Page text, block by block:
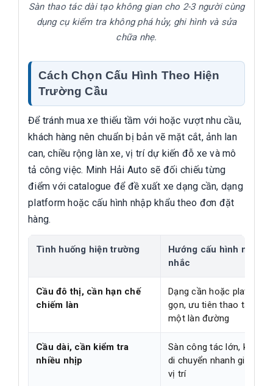
Sàn thao tác dài tạo không gian cho 2-3 người cùng
dụng cụ kiểm tra không phá hủy, ghi hình và sửa
chữa nhẹ.
Cách Chọn Cấu Hình Theo Hiện
Trường Cầu
Để tránh mua xe thiếu tầm với hoặc vượt nhu cầu,
khách hàng nên chuẩn bị bản vẽ mặt cắt, ảnh lan
can, chiều rộng làn xe, vị trí dự kiến đỗ xe và mô
tả công việc. Minh Hải Auto sẽ đối chiếu từng
điểm với catalogue để đề xuất xe dạng cần, dạng
platform hoặc cấu hình nhập khẩu theo đơn đặt
hàng.
Tình huống hiện trường
Hướng cấu hình nên
nhắc
Cầu đô thị, cần hạn chế
chiếm làn
Dạng cần hoặc platform
gọn, ưu tiên thao tác
một làn đường
Cầu dài, cần kiểm tra
nhiều nhịp
Sàn công tác lớn, khả
di chuyển nhanh giữa các
vị trí